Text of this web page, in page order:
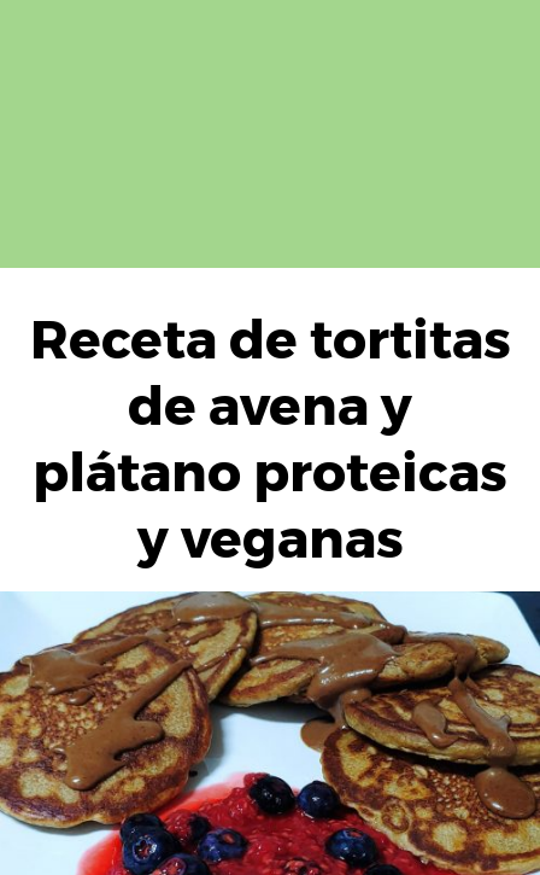
Receta de tortitas
de avena y
plátano proteicas
y veganas